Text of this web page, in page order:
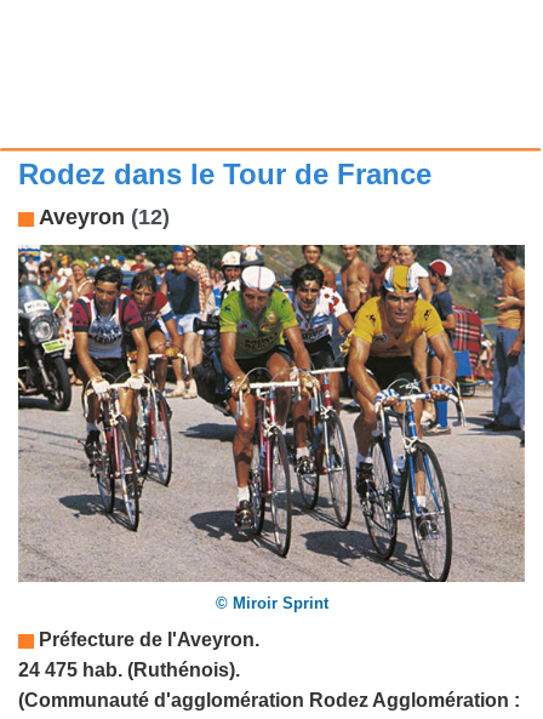
Rodez dans le Tour de France
Aveyron (12)
© Miroir Sprint
Préfecture de l'Aveyron.
24 475 hab. (Ruthénois).
(Communauté d'agglomération Rodez Agglomération :